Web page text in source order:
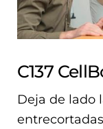
C137
Deja de lado